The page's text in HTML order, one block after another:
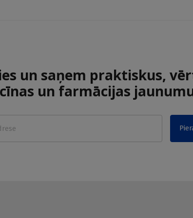
un saņem praktiskus,
un farmācijas